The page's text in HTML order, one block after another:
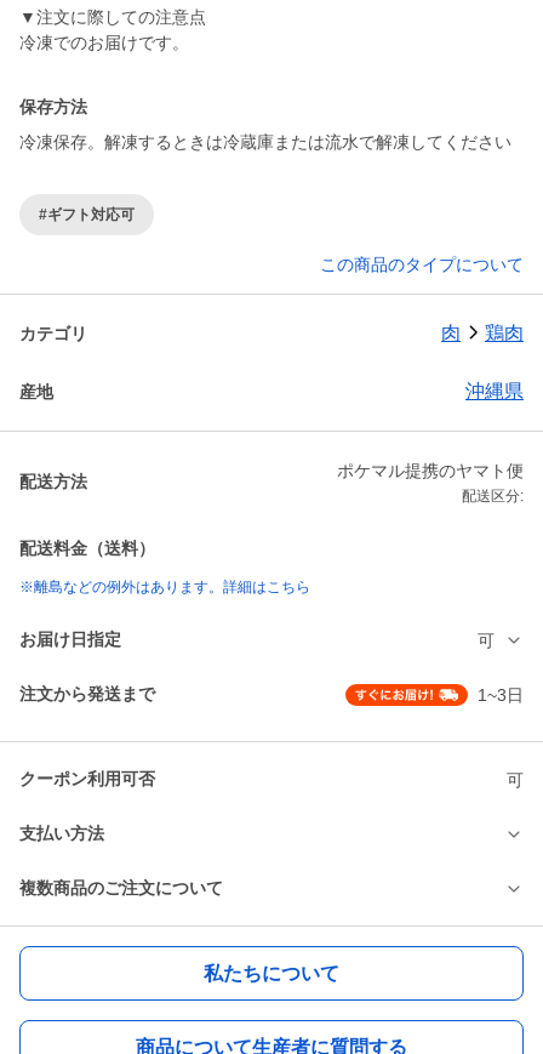
▼注文に際しての注意点
冷凍でのお届けです。
保存方法
冷凍保存。解凍するときは冷蔵庫または流水で解凍してください
#ギフト対応可
この商品のタイプについて
カテゴリ 肉 鶏肉
産地 沖縄県
配送方法
ポケマル提携のヤマト便
配送区分:
配送料金（送料）
※離島などの例外はあります。詳細はこちら
お届け日指定 可
注文から発送まで 1~3日
クーポン利用可否 可
支払い方法
複数商品のご注文について
私たちについて
商品について生産者に質問する